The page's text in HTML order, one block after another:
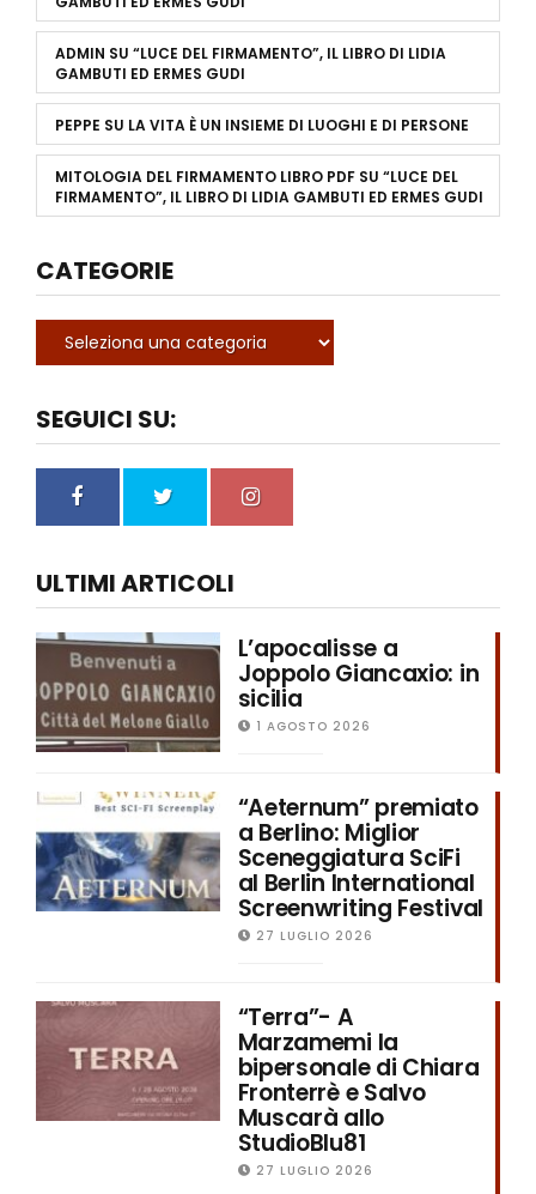
ADMIN SU “LUCE DEL FIRMAMENTO”, IL LIBRO DI LIDIA
GAMBUTI ED ERMES GUDI
PEPPE SU LA VITA È UN INSIEME DI LUOGHI E DI PERSONE
MITOLOGIA DEL FIRMAMENTO LIBRO PDF SU “LUCE DEL
FIRMAMENTO”, IL LIBRO DI LIDIA GAMBUTI ED ERMES GUDI
CATEGORIE
SEGUICI SU:
ULTIMI ARTICOLI
L’apocalisse a
Joppolo Giancaxio: in
sicilia
1 AGOSTO 2026
“Aeternum” premiato
a Berlino: Miglior
Sceneggiatura SciFi
al Berlin International
Screenwriting Festival
27 LUGLIO 2026
“Terra”- A
Marzamemi la
bipersonale di Chiara
Fronterrè e Salvo
Muscarà allo
StudioBlu81
27 LUGLIO 2026